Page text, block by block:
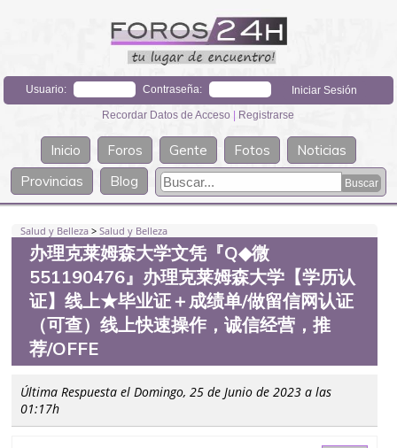
Usuario: Contraseña:
Recordar Datos de Acceso | Registrarse
Inicio Foros Gente Fotos
Noticias
Provincias
Blog
Salud y Belleza >Salud y Belleza
办理克莱姆森大学文凭『Q◆微
551190476』办理克莱姆森大学【学历认
证】线上★毕业证＋成绩单/做留信网认证
（可查）线上快速操作，诚信经营，推
荐/OFFE
Última Respuesta el Domingo, 25 de Junio de 2023 a las
01:17h